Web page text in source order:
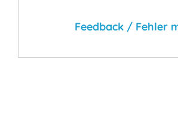
Feedback / Fehler